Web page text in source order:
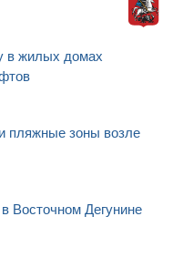
в жилых домах
пляжные зоны возле
Восточном Дегунине